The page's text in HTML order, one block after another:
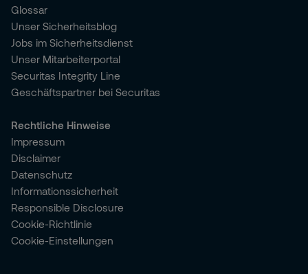
Glossar
Unser Sicherheitsblog
Jobs im Sicherheitsdienst
Unser Mitarbeiterportal
Securitas Integrity Line
Geschäftspartner bei Securitas
Rechtliche Hinweise
Impressum
Disclaimer
Datenschutz
Informationssicherheit
Responsible Disclosure
Cookie-Richtlinie
Cookie-Einstellungen